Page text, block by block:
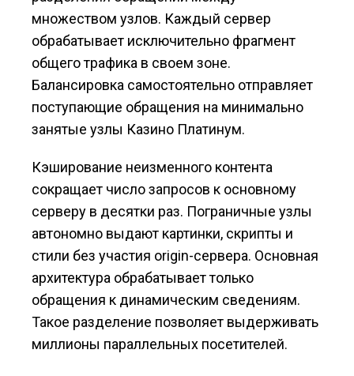
множеством узлов. Каждый сервер
обрабатывает исключительно фрагмент
общего трафика в своем зоне.
Балансировка самостоятельно отправляет
поступающие обращения на минимально
занятые узлы Казино Платинум.
Кэширование неизменного контента
сокращает число запросов к основному
серверу в десятки раз. Пограничные узлы
автономно выдают картинки, скрипты и
стили без участия origin-сервера. Основная
архитектура обрабатывает только
обращения к динамическим сведениям.
Такое разделение позволяет выдерживать
миллионы параллельных посетителей.